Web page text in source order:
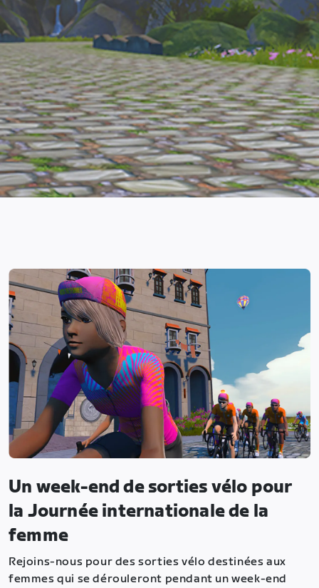
Un week-end de sorties vélo pour
la Journée internationale de la
femme
Rejoins-nous pour des sorties vélo destinées aux
femmes qui se dérouleront pendant un week-end